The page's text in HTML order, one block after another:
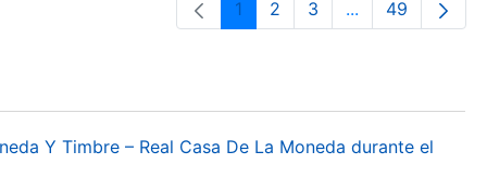
Página
1 Página
2 Página
3 ...PáginasPágina
49
Y Timbre – Real Casa De La Moneda durante el